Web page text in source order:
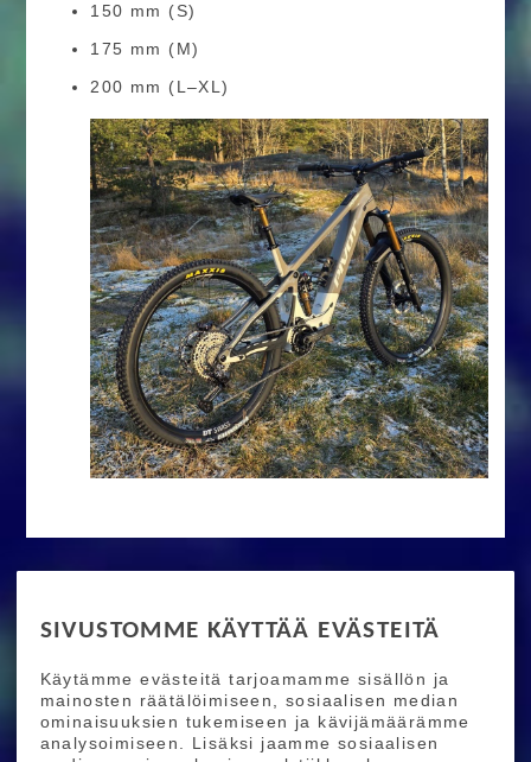
SIVUSTOMME KÄYTTÄÄ EVÄSTEITÄ
Käytämme evästeitä tarjoamamme sisällön ja
mainosten räätälöimiseen, sosiaalisen median
ominaisuuksien tukemiseen ja kävijämäärämme
analysoimiseen. Lisäksi jaamme sosiaalisen
150 mm (S)
175 mm (M)
200 mm (L–XL)
Ride More – Pyöräkauppa ja pyörähuolto
Helsingissä